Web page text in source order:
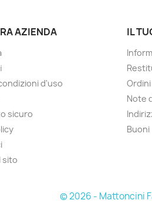
AZIENDA
d'uso
sicuro
sito
IL
Ordini
Note
Buoni
© 2026 - Mattoncini